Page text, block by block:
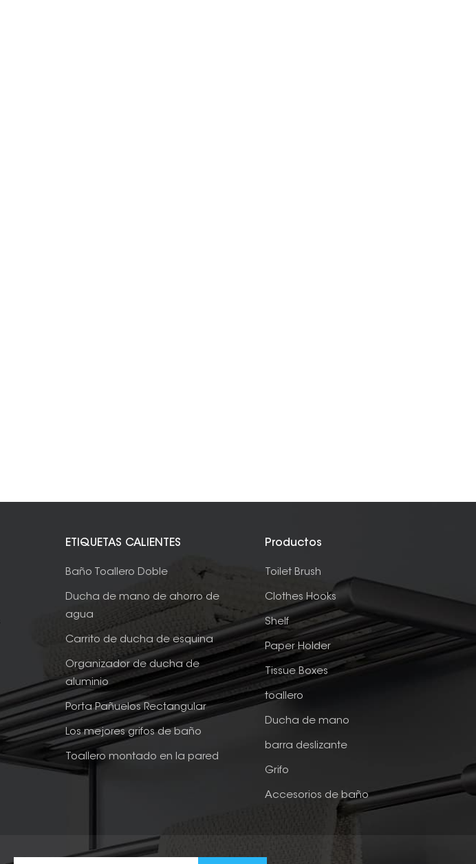
ETIQUETAS CALIENTES
Baño Toallero Doble
Ducha de mano de ahorro de
agua
Carrito de ducha de esquina
Organizador de ducha de
aluminio
Porta Pañuelos Rectangular
Los mejores grifos de baño
Toallero montado en la pared
Productos
Toilet Brush
Clothes Hooks
Shelf
Paper Holder
Tissue Boxes
toallero
Ducha de mano
barra deslizante
Grifo
Accesorios de baño